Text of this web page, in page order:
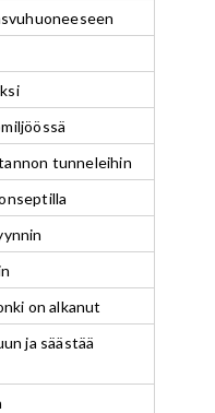
tunneleihin
on alkanut
ja säästää